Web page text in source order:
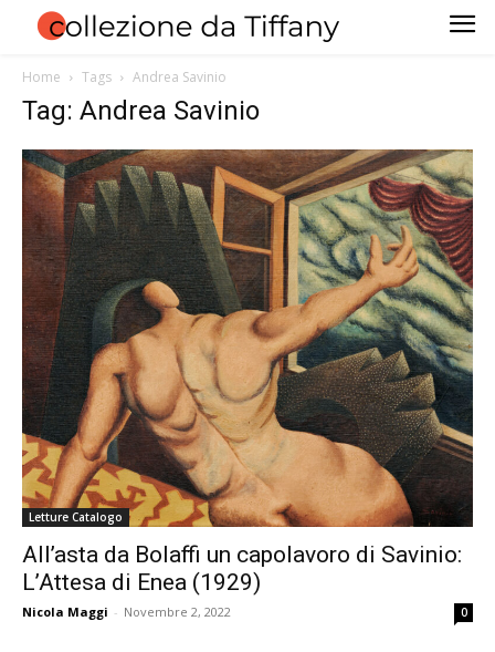
Home Tags Andrea Savinio
Tag: Andrea Savinio
Letture Catalogo
All’asta da Bolaffi un capolavoro di Savinio:
L’Attesa di Enea (1929)
Nicola Maggi - Novembre 2, 2022 0